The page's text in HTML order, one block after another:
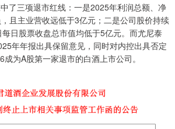
了三项退市红线：一是2025年利润总额、净
且主业营收远低于3亿元；二是公司股价持续
日股票收盘总市值均低于5亿元。而尤尼泰
年年报出具保留意见，同时对内控出具否定
为A股第一家退市的白酒上市公司。